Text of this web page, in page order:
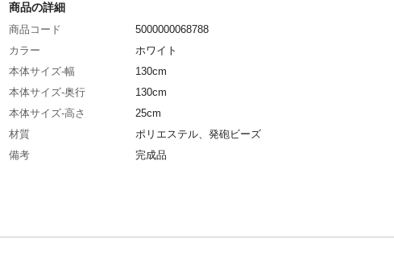
商品の詳細
商品コード
5000000068788
カラー
ホワイト
本体サイズ-幅
130cm
本体サイズ-奥行
130cm
本体サイズ-高さ
25cm
材質
ポリエステル、発砲ビーズ
備考
完成品